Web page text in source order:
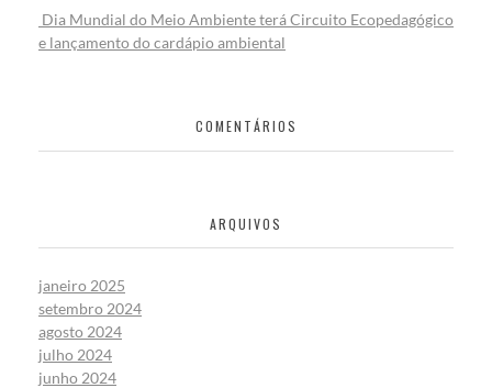
Dia Mundial do Meio Ambiente terá Circuito Ecopedagógico
e lançamento do cardápio ambiental
COMENTÁRIOS
ARQUIVOS
janeiro 2025
setembro 2024
agosto 2024
julho 2024
junho 2024